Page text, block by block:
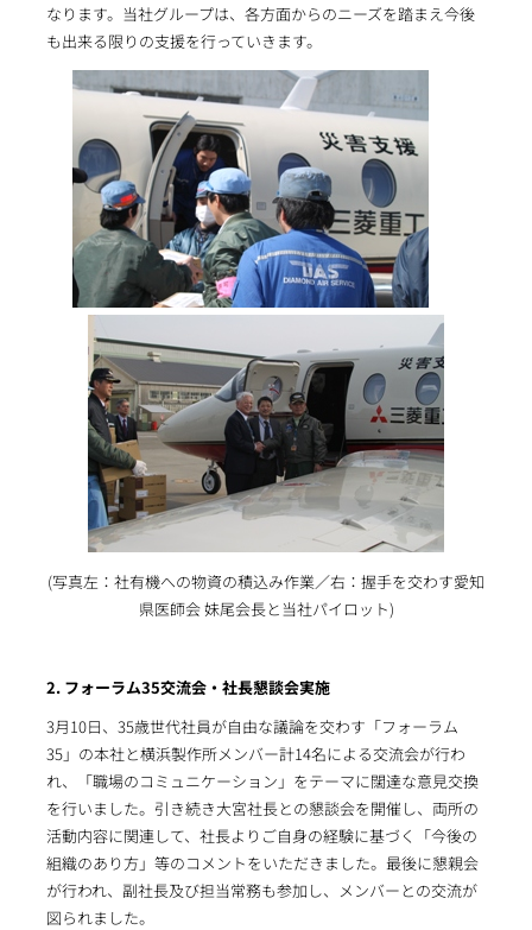
なります。当社グループは、各方面からのニーズを踏まえ今後
も出来る限りの支援を行っていきます。
(写真左：社有機への物資の積込み作業／右：握手を交わす愛知
県医師会 妹尾会長と当社パイロット)
2. フォーラム35交流会・社長懇談会実施
3月10日、35歳世代社員が自由な議論を交わす「フォーラム
35」の本社と横浜製作所メンバー計14名による交流会が行わ
れ、「職場のコミュニケーション」をテーマに闊達な意見交換
を行いました。引き続き大宮社長との懇談会を開催し、両所の
活動内容に関連して、社長よりご自身の経験に基づく「今後の
組織のあり方」等のコメントをいただきました。最後に懇親会
が行われ、副社長及び担当常務も参加し、メンバーとの交流が
図られました。